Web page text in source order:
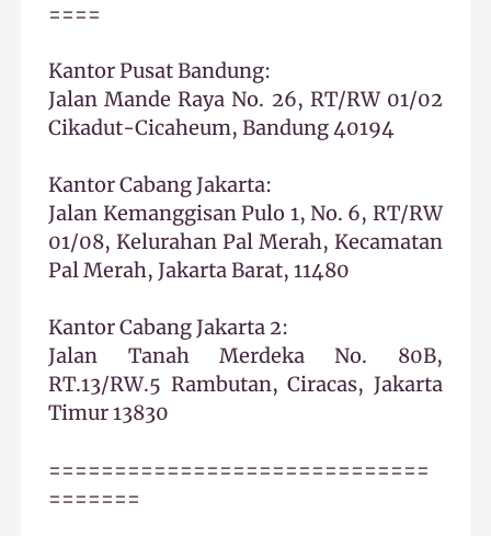
====
Kantor Pusat Bandung:
Jalan Mande Raya No. 26, RT/RW 01/02
Cikadut-Cicaheum, Bandung 40194
Kantor Cabang Jakarta:
Jalan Kemanggisan Pulo 1, No. 6, RT/RW
01/08, Kelurahan Pal Merah, Kecamatan
Pal Merah, Jakarta Barat, 11480
Kantor Cabang Jakarta 2:
Jalan Tanah Merdeka No. 80B,
RT.13/RW.5 Rambutan, Ciracas, Jakarta
Timur 13830
=============================
=======